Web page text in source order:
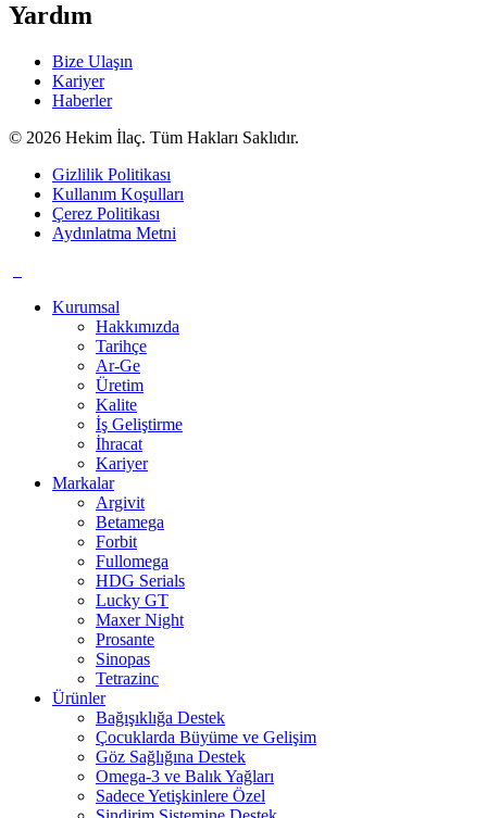
Yardım
Bize Ulaşın
Kariyer
Haberler
© 2026 Hekim İlaç. Tüm Hakları Saklıdır.
Gizlilik Politikası
Kullanım Koşulları
Çerez Politikası
Aydınlatma Metni
Kurumsal
Hakkımızda
Tarihçe
Ar-Ge
Üretim
Kalite
İş Geliştirme
İhracat
Kariyer
Markalar
Argivit
Betamega
Forbit
Fullomega
HDG Serials
Lucky GT
Maxer Night
Prosante
Sinopas
Tetrazinc
Ürünler
Bağışıklığa Destek
Çocuklarda Büyüme ve Gelişim
Göz Sağlığına Destek
Omega-3 ve Balık Yağları
Sadece Yetişkinlere Özel